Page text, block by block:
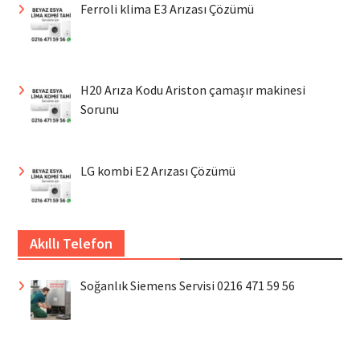
Ferroli klima E3 Arızası Çözümü
H20 Arıza Kodu Ariston çamaşır makinesi
Sorunu
LG kombi E2 Arızası Çözümü
Akıllı Telefon
Soğanlık Siemens Servisi 0216 471 59 56